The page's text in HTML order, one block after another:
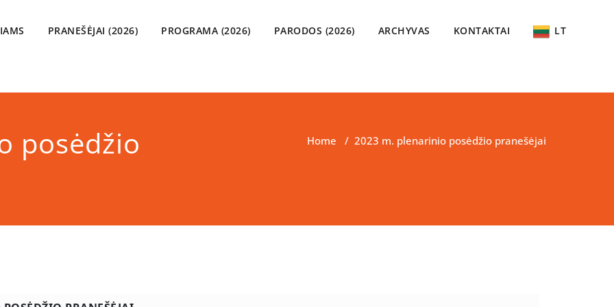
PRANEŠĖJAI (2026) PROGRAMA (2026) PARODOS (2026) ARCHYVAS KONTAKTAI LT
posėdžio
Home / 2023 m. plenarinio posėdžio pranešėjai